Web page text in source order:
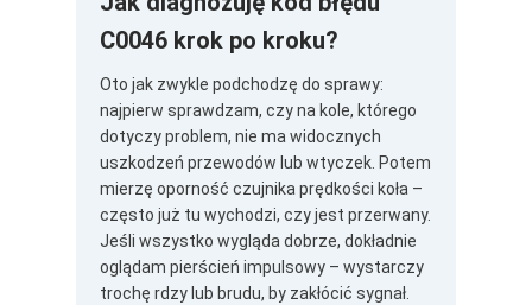
C0046 krok po kroku?
Oto jak zwykle podchodzę do sprawy:
najpierw sprawdzam, czy na kole, którego
dotyczy problem, nie ma widocznych
uszkodzeń przewodów lub wtyczek. Potem
mierzę oporność czujnika prędkości koła –
często już tu wychodzi, czy jest przerwany.
Jeśli wszystko wygląda dobrze, dokładnie
oglądam pierścień impulsowy – wystarczy
trochę rdzy lub brudu, by zakłócić sygnał.